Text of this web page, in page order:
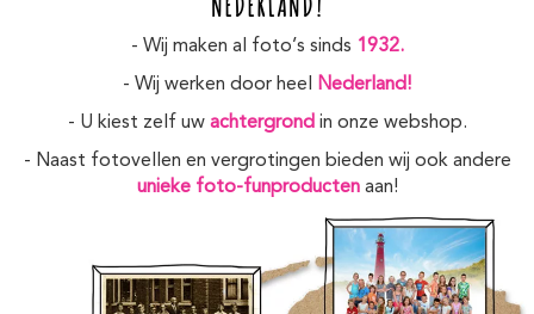
- Wij maken al foto’s sinds 1932.
- Wij werken door heel
Nederland!
- U kiest zelf uw achtergrond in onze webshop.
- Naast fotovellen en vergrotingen bieden wij ook andere
unieke foto-funproductenaan!